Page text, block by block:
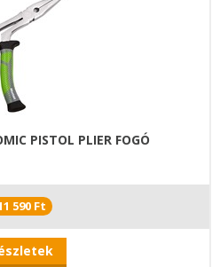
PISTOL PLIER FOGÓ
590 Ft